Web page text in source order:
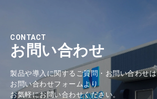
CONTACT
お問い合わせ
製品や導入に関するご質問・お問い合わせは
お問い合わせフォームより
お気軽にお問い合わせください。